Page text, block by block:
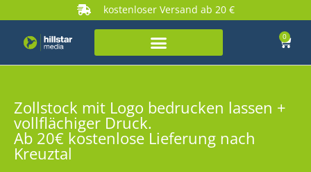
kostenloser Versand ab 20 €
0
Zollstock mit Logo bedrucken lassen +
vollflächiger Druck.
Ab 20€ kostenlose Lieferung nach
Kreuztal